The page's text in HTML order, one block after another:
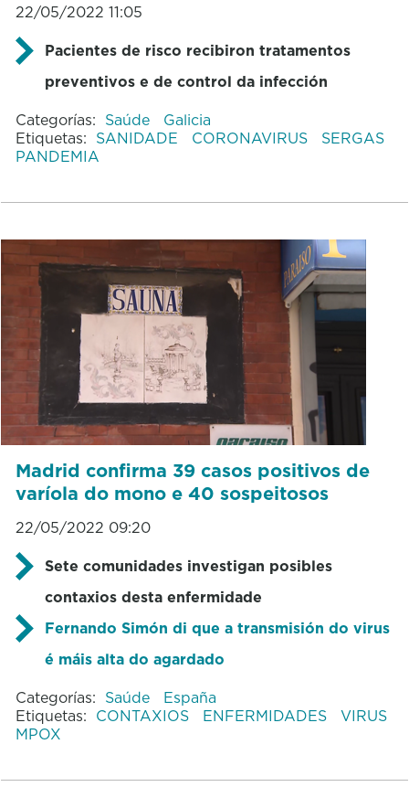
22/05/2022 11:05
Pacientes de risco recibiron tratamentos
preventivos e de control da infección
Categorías: Saúde
Galicia
Etiquetas: SANIDADE CORONAVIRUS
SERGAS
PANDEMIA
Madrid confirma 39 casos positivos de
varíola do mono e 40 sospeitosos
22/05/2022 09:20
Sete comunidades investigan posibles
contaxios desta enfermidade
Fernando Simón di que a transmisión do virus
é máis alta do agardado
Categorías: Saúde
España
Etiquetas: CONTAXIOS ENFERMIDADES
VIRUS
MPOX